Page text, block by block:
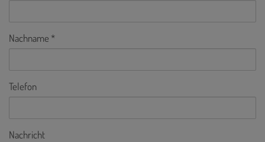
Nachname
Telefon
Nachricht